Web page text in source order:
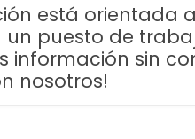
está orientada
puesto de
información sin
nosotros!